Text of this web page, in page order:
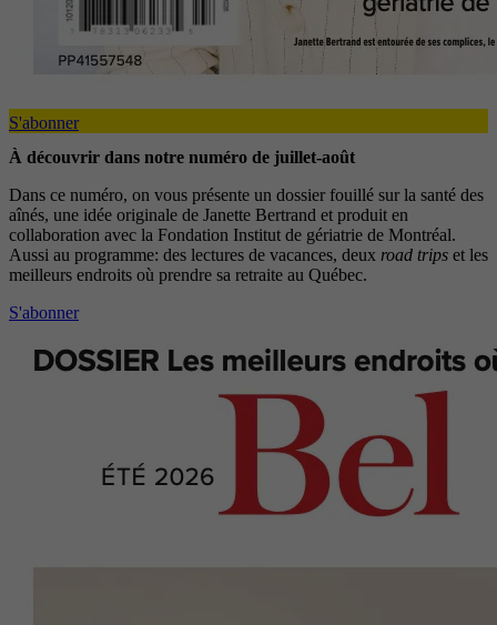
S'abonner
À découvrir dans notre numéro de juillet-août
Dans ce numéro, on vous présente un dossier fouillé sur la santé des
aînés, une idée originale de Janette Bertrand et produit en
collaboration avec la Fondation Institut de gériatrie de Montréal.
Aussi au programme: des lectures de vacances, deux road trips et les
meilleurs endroits où prendre sa retraite au Québec.
S'abonner